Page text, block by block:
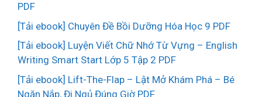
PDF
[Tải ebook] Chuyên Đề Bồi Dưỡng Hóa Học 9 PDF
[Tải ebook] Luyện Viết Chữ Nhớ Từ Vựng – English
Writing Smart Start Lớp 5 Tập 2 PDF
[Tải ebook] Lift-The-Flap – Lật Mở Khám Phá – Bé
Ngăn Nắp, Đi Ngủ Đúng Giờ PDF